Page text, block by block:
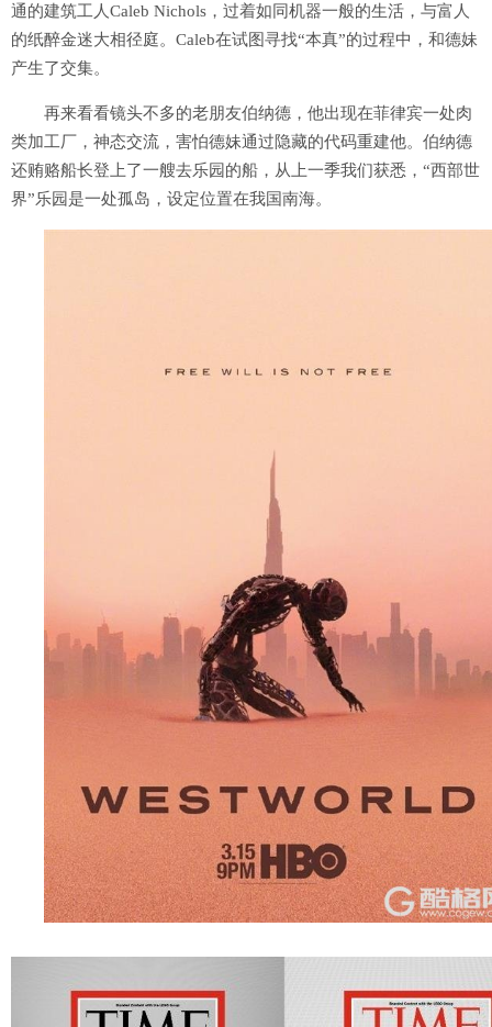
通的建筑工人Caleb Nichols，过着如同机器一般的生活，与富人
的纸醉金迷大相径庭。Caleb在试图寻找“本真”的过程中，和德妹
产生了交集。
再来看看镜头不多的老朋友伯纳德，他出现在菲律宾一处肉
类加工厂，神态交流，害怕德妹通过隐藏的代码重建他。伯纳德
还贿赂船长登上了一艘去乐园的船，从上一季我们获悉，“西部世
界”乐园是一处孤岛，设定位置在我国南海。